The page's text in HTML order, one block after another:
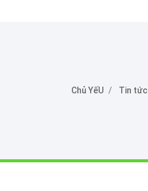
Chủ YếU Tin tức